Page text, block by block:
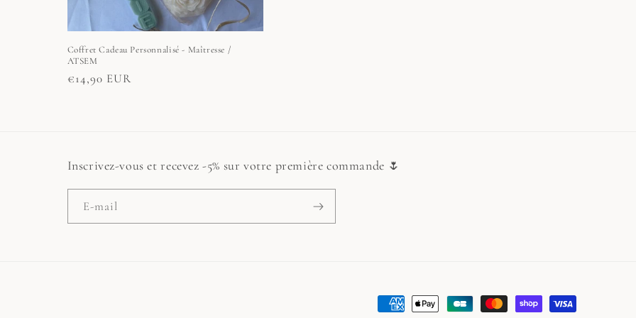
Coffret Cadeau Personnalisé - Maîtresse /
ATSEM
Prix
€14,90 EUR
Inscrivez-vous et recevez -5% sur votre première commande 🌷
E-mail
Moyens